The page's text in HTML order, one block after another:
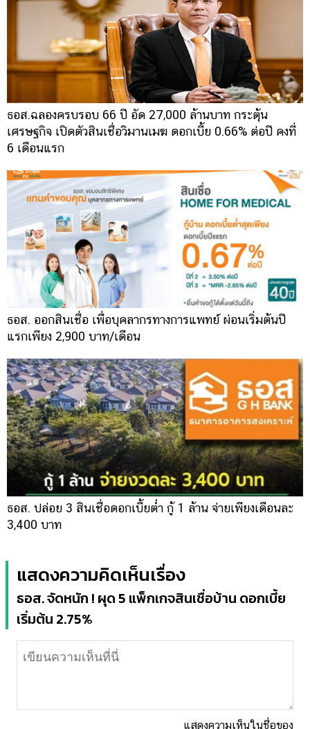
ธอส.ฉลองครบรอบ 66 ปี อัด 27,000 ล้านบาท กระตุ้น
เศรษฐกิจ เปิดตัวสินเชื่อวิมานเมฆ ดอกเบี้ย 0.66% ต่อปี คงที่
6 เดือนแรก
ธอส. ออกสินเชื่อ เพื่อบุคลากรทางการแพทย์ ผ่อนเริ่มต้นปี
แรกเพียง 2,900 บาท/เดือน
ธอส. ปล่อย 3 สินเชื่อดอกเบี้ยต่ำ กู้ 1 ล้าน จ่ายเพียงเดือนละ
3,400 บาท
แสดงความคิดเห็นเรื่อง
ธอส. จัดหนัก ! ผุด 5 แพ็กเกจสินเชื่อบ้าน ดอกเบี้ย
เริ่มต้น 2.75%
แสดงความเห็นในชื่อของ